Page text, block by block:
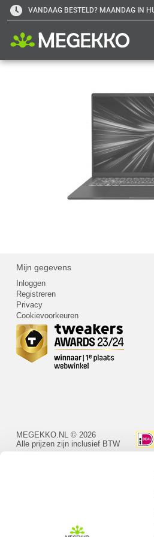
VANDAAG BESTELD? MAANDAG IN
Mijn gegevens
Inloggen
Registreren
Privacy
Cookievoorkeuren
MEGEKKO.NL © 2026
Alle prijzen zijn inclusief BTW